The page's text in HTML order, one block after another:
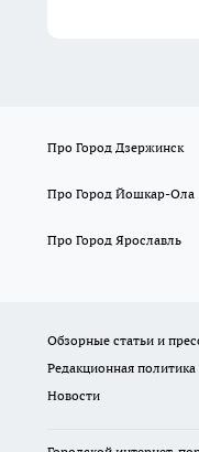
Про Город Дзержинск
Про Город Йошкар-Ола
Про Город Ярославль
Обзорные статьи и
Редакционная политика
Новости